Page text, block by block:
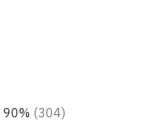
90% 304produse